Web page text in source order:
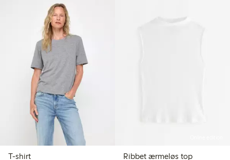
T-shirt
Ribbet ærmeløs top